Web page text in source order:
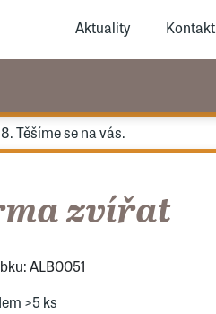
Aktuality Kontakt
Těšíme se na vás.
zvířat
ALB0051
>5 ks